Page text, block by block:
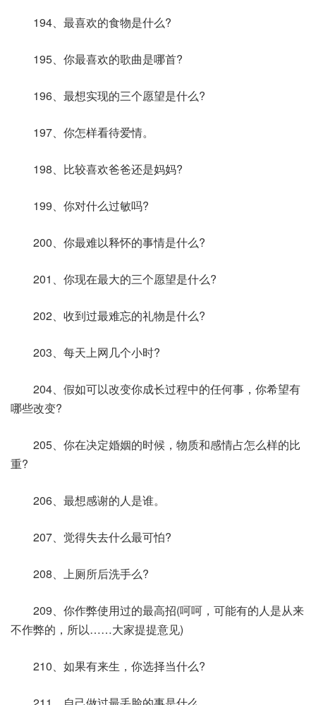
194、最喜欢的食物是什么?
195、你最喜欢的歌曲是哪首?
196、最想实现的三个愿望是什么?
197、你怎样看待爱情。
198、比较喜欢爸爸还是妈妈?
199、你对什么过敏吗?
200、你最难以释怀的事情是什么?
201、你现在最大的三个愿望是什么?
202、收到过最难忘的礼物是什么?
203、每天上网几个小时?
204、假如可以改变你成长过程中的任何事，你希望有
哪些改变?
205、你在决定婚姻的时候，物质和感情占怎么样的比
重?
206、最想感谢的人是谁。
207、觉得失去什么最可怕?
208、上厕所后洗手么?
209、你作弊使用过的最高招(呵呵，可能有的人是从来
不作弊的，所以……大家提提意见)
210、如果有来生，你选择当什么?